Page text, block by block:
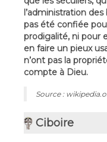
l’administration
pas été confiée
prodigalité, ni pour
en faire un pieux
n’ont pas la
compte à Dieu.
Source :
Ciboire